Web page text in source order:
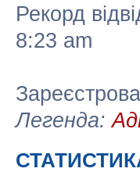
Рекорд
8:23 am
Легенда: